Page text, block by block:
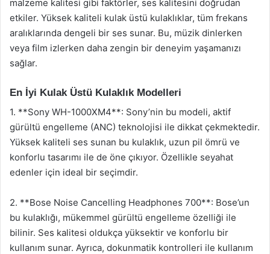
malzeme kalitesi gibi faktörler, ses kalitesini doğrudan
etkiler. Yüksek kaliteli kulak üstü kulaklıklar, tüm frekans
aralıklarında dengeli bir ses sunar. Bu, müzik dinlerken
veya film izlerken daha zengin bir deneyim yaşamanızı
sağlar.
En İyi Kulak Üstü Kulaklık Modelleri
1. **Sony WH-1000XM4**: Sony’nin bu modeli, aktif
gürültü engelleme (ANC) teknolojisi ile dikkat çekmektedir.
Yüksek kaliteli ses sunan bu kulaklık, uzun pil ömrü ve
konforlu tasarımı ile de öne çıkıyor. Özellikle seyahat
edenler için ideal bir seçimdir.
2. **Bose Noise Cancelling Headphones 700**: Bose’un
bu kulaklığı, mükemmel gürültü engelleme özelliği ile
bilinir. Ses kalitesi oldukça yüksektir ve konforlu bir
kullanım sunar. Ayrıca, dokunmatik kontrolleri ile kullanım